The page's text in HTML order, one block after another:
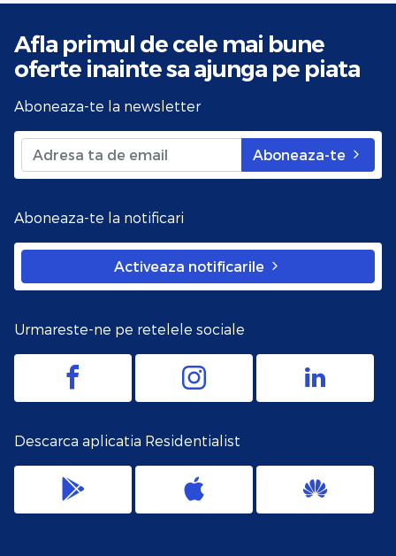
Afla primul de cele mai bune
oferte inainte sa ajunga pe piata
Aboneaza-te la newsletter
Aboneaza-te
Aboneaza-te la notificari
Activeaza notificarile
Urmareste-ne pe retelele sociale
Descarca aplicatia Residentialist